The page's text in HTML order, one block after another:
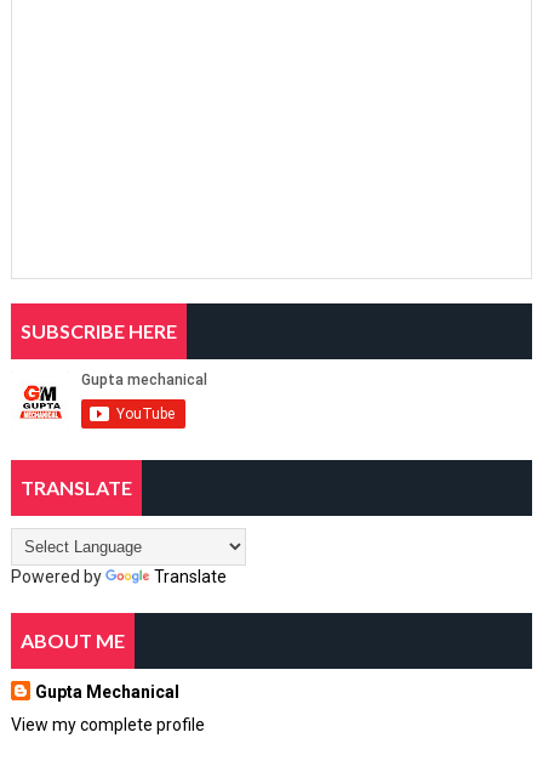
SUBSCRIBE HERE
TRANSLATE
Powered by Translate
ABOUT ME
Gupta Mechanical
View my complete profile